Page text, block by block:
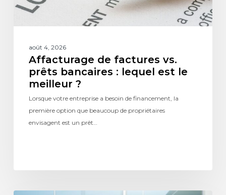
août 4, 2026
Affacturage de factures vs.
prêts bancaires : lequel est le
meilleur ?
Lorsque votre entreprise a besoin de financement, la
première option que beaucoup de propriétaires
envisagent est un prêt…